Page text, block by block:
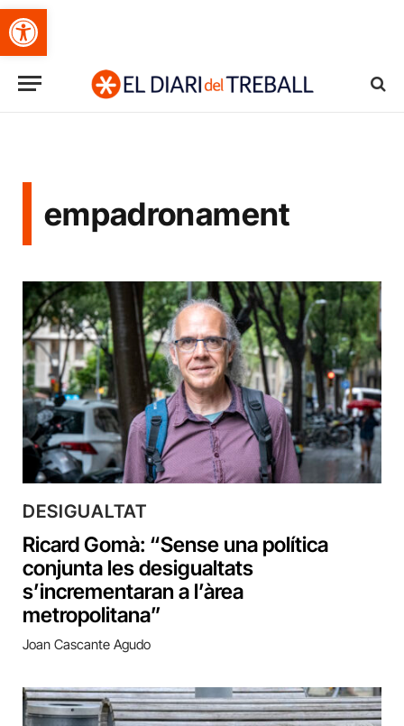
Obre la barra d'eines
empadronament
DESIGUALTAT
Ricard Gomà: “Sense una política
conjunta les desigualtats
s’incrementaran a l’àrea
metropolitana”
Joan Cascante Agudo